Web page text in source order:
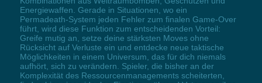
Energiewaffen. Gerade in Situationen, wo ein
Permadeath-System jeden Fehler zum finalen Game-Over
führt, wird diese Funktion zum entscheidenden Vorteil:
Greife mutig an, setze deine stärksten Moves ohne
Rücksicht auf Verluste ein und entdecke neue taktische
Möglichkeiten in einem Universum, das für dich niemals
aufhört, sich zu verändern. Spieler, die bisher an der
Komplexität des Ressourcenmanagements scheiterten,